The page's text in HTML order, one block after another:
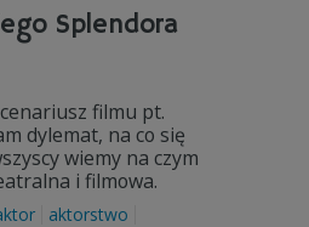
Splendora
filmu pt.
dylemat, na co się
wiemy na czym
i filmowa.
aktorstwo